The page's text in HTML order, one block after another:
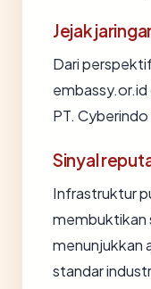
Jejak
Dari
embassy.or.id
PT.
Sinyal
Infrastruktur
membuktikan
menunjukkan
standar